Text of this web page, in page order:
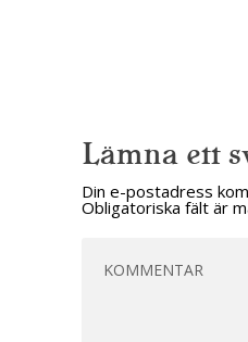
Lämna ett
Din e-postadress
Obligatoriska fält är